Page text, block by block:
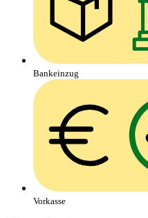
Bankeinzug
Vorkasse